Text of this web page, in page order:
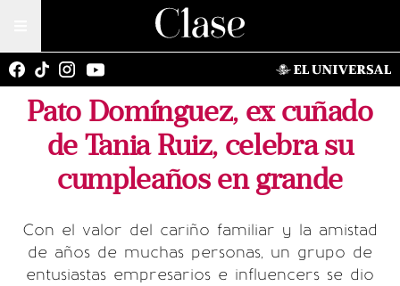
Pato Domínguez, ex cuñado
de Tania Ruiz, celebra su
cumpleaños en grande
Con el valor del cariño familiar y la amistad
de años de muchas personas, un grupo de
entusiastas empresarios e influencers se dio